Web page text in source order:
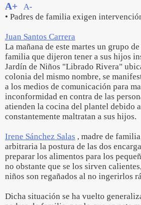
A+
A-
• Padres de familia exigen
Juan Santos Carrera
La mañana de este martes un grupo
familia que dijeron tener a sus hijos
Jardín de Niños "Librado Rivera"
colonia del mismo nombre, se
a los medios de comunicación para
inconformidad en contra de las
atienden la cocina del plantel debido
constantemente maltratan a sus hijos.
Irene Sánchez Salas , madre de
arbitraria la postura de las dos
preparar los alimentos para los
no obstante que se los sirven
niños son regañados al no ingerirlos
Dicha situación se ha vuelto